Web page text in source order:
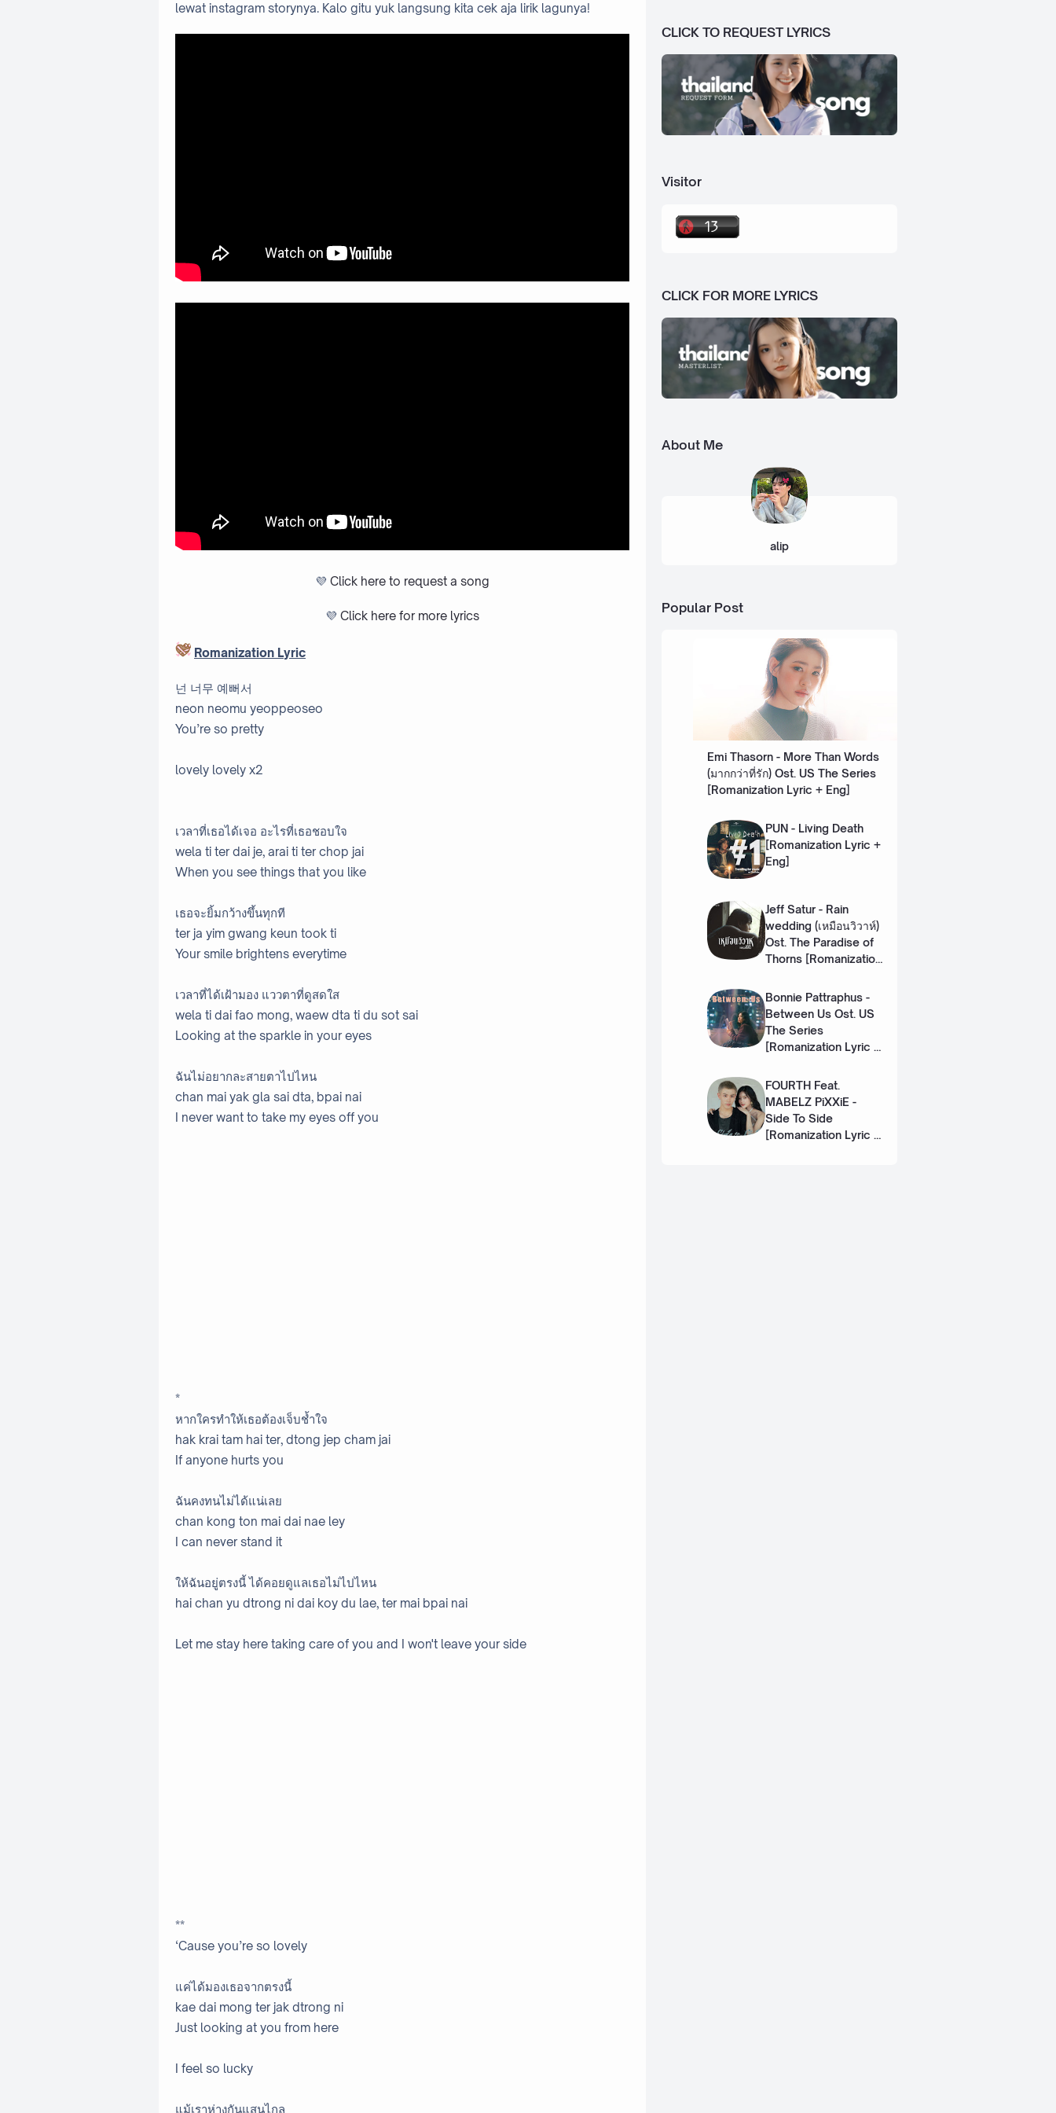
lewat instagram storynya. Kalo gitu yuk langsung kita cek aja lirik lagunya!
💜 Click here to request a song
💜 Click here for more lyrics
Romanization Lyric
넌 너무 예뻐서
neon neomu yeoppeoseo
You’re so pretty
lovely lovely x2
เวลาที่เธอได้เจอ อะไรที่เธอชอบใจ
wela ti ter dai je, arai ti ter chop jai
When you see things that you like
เธอจะยิ้มกว้างขึ้นทุกที
ter ja yim gwang keun took ti
Your smile brightens everytime
เวลาที่ได้เฝ้ามอง แววตาที่ดูสดใส
wela ti dai fao mong, waew dta ti du sot sai
Looking at the sparkle in your eyes
ฉันไม่อยากละสายตาไปไหน
chan mai yak gla sai dta, bpai nai
I never want to take my eyes off you
*
หากใครทำให้เธอต้องเจ็บช้ำใจ
hak krai tam hai ter, dtong jep cham jai
If anyone hurts you
ฉันคงทนไม่ได้แน่เลย
chan kong ton mai dai nae ley
I can never stand it
ให้ฉันอยู่ตรงนี้ ได้คอยดูแลเธอไม่ไปไหน
hai chan yu dtrong ni dai koy du lae, ter mai bpai nai
Let me stay here taking care of you and I won't leave your side
**
‘Cause you’re so lovely
แค่ได้มองเธอจากตรงนี้
kae dai mong ter jak dtrong ni
Just looking at you from here
I feel so lucky
แม้เราห่างกันแสนไกล
CLICK TO REQUEST LYRICS
Visitor
CLICK FOR MORE LYRICS
About Me
alip
Popular Post
Emi Thasorn - More Than Words
(มากกว่าที่รัก) Ost. US The Series
[Romanization Lyric + Eng]
PUN - Living Death
[Romanization Lyric +
Eng]
Jeff Satur - Rain
wedding (เหมือนวิวาห์)
Ost. The Paradise of
Thorns [Romanization
Bonnie Pattraphus -
Between Us Ost. US
The Series
[Romanization Lyric +
FOURTH Feat.
MABELZ PiXXiE -
Side To Side
[Romanization Lyric +